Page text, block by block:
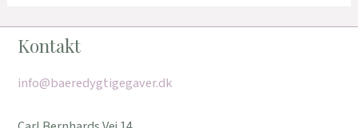
Kontakt
info@baeredygtigegaver.dk